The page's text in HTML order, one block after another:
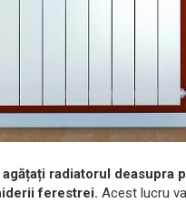
radiatorul deasupra
ferestrei. Acest lucru